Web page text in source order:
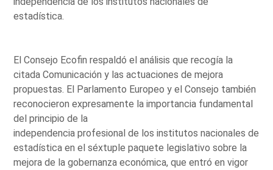
estadística.
El Consejo Ecofin respaldó el análisis que recogía la
citada Comunicación y las actuaciones de mejora
propuestas. El Parlamento Europeo y el Consejo también
reconocieron expresamente la importancia fundamental
del principio de la
independencia profesional de los institutos nacionales de
estadística en el séxtuple paquete legislativo sobre la
mejora de la gobernanza económica, que entró en vigor